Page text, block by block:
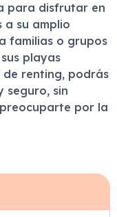
para disfrutar en
a su amplio
familias o grupos
playas
de renting, podrás
seguro, sin
por la